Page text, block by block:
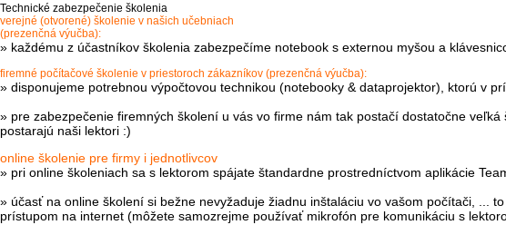
Technické zabezpečenie školenia
verejné (otvorené) školenie v našich učebniach
(prezenčná výučba):
» každému z účastníkov školenia zabezpečíme notebook s externou myšou a
firemné počítačové školenie v priestoroch zákazníkov (prezenčná výučba):
» disponujeme potrebnou výpočtovou technikou (notebooky & dataprojektor), ktorú v
» pre zabezpečenie firemných školení u vás vo firme nám tak postačí dostatočne
postarajú naši lektori :)
online školenie pre firmy i jednotlivcov
» pri online školeniach sa s lektorom spájate štandardne prostredníctvom aplikácie
» účasť na online školení si bežne nevyžaduje žiadnu inštaláciu vo vašom počítači, ...
prístupom na internet (môžete samozrejme používať mikrofón pre komunikáciu s